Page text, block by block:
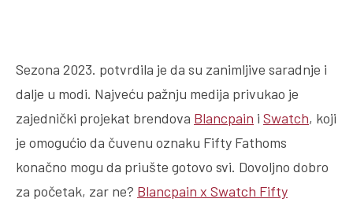
Sezona 2023. potvrdila je da su zanimljive saradnje i
dalje u modi. Najveću pažnju medija privukao je
zajednički projekat brendova Blancpain i Swatch, koji
je omogućio da čuvenu oznaku Fifty Fathoms
konačno mogu da priušte gotovo svi. Dovoljno dobro
za početak, zar ne? Blancpain x Swatch Fifty